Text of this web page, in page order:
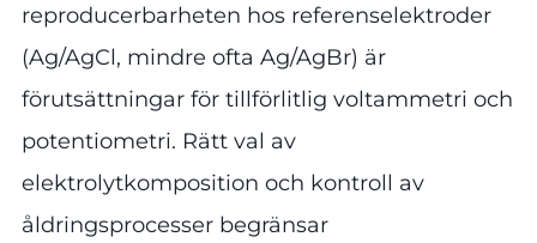
reproducerbarheten hos referenselektroder
(Ag/AgCl, mindre ofta Ag/AgBr) är
förutsättningar för tillförlitlig voltammetri och
potentiometri. Rätt val av
elektrolytkomposition och kontroll av
åldringsprocesser begränsar